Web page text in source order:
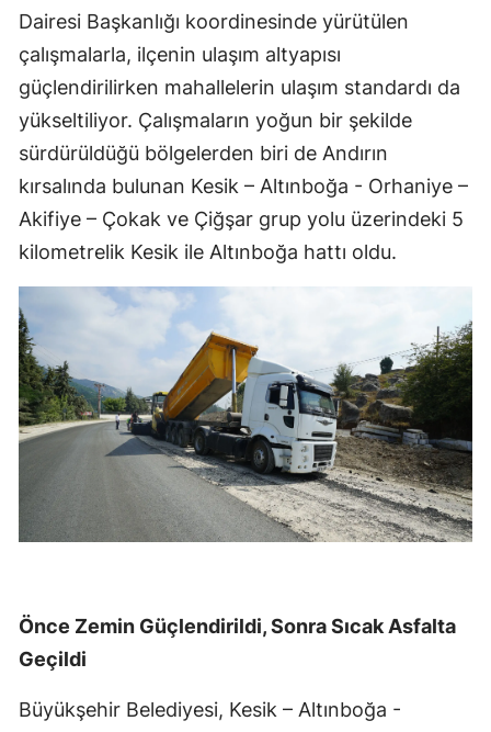
Dairesi Başkanlığı koordinesinde yürütülen
çalışmalarla, ilçenin ulaşım altyapısı
güçlendirilirken mahallelerin ulaşım standardı da
yükseltiliyor. Çalışmaların yoğun bir şekilde
sürdürüldüğü bölgelerden biri de Andırın
kırsalında bulunan Kesik – Altınboğa - Orhaniye –
Akifiye – Çokak ve Çiğşar grup yolu üzerindeki 5
kilometrelik Kesik ile Altınboğa hattı oldu.
Önce Zemin Güçlendirildi, Sonra Sıcak Asfalta
Geçildi
Büyükşehir Belediyesi, Kesik – Altınboğa -